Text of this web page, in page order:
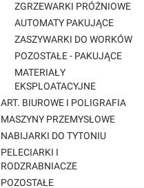
ZGRZEWARKI PRÓŻNIOWE
AUTOMATY PAKUJĄCE
ZASZYWARKI DO WORKÓW
POZOSTAŁE - PAKUJĄCE
MATERIAŁY
EKSPLOATACYJNE
ART. BIUROWE I POLIGRAFIA
MASZYNY PRZEMYSŁOWE
NABIJARKI DO TYTONIU
PELECIARKI I
RODZRABNIACZE
POZOSTAŁE